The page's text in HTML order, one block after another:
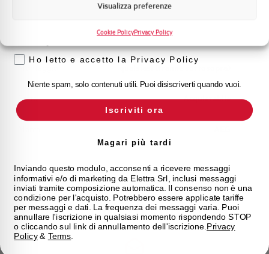
Visualizza preferenze
Cookie PolicyPrivacy Policy
Temperatura di riferimento (°C)
Montaggio qualsiasi (tranne sottosopra)
Stato Acquistabile
Hai bisogno di supporto?
Voglio ricevere aggiornamenti, novità di
Ho letto e accetto la Privacy Policy
Niente spam, solo contenuti utili. Puoi disiscriverti quando vuoi.
Iscriviti ora
Magari più tardi
Inviando questo modulo, acconsenti a ricevere messaggi
informativi e/o di marketing da Elettra Srl, inclusi messaggi
inviati tramite composizione automatica. Il consenso non è una
condizione per l'acquisto. Potrebbero essere applicate tariffe
per messaggi e dati. La frequenza dei messaggi varia. Puoi
annullare l'iscrizione in qualsiasi momento rispondendo STOP
o cliccando sul link di annullamento dell'iscrizione. Privacy
Policy& Terms